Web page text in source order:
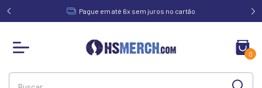
de Pague em até 6x sem juros no cartão
0